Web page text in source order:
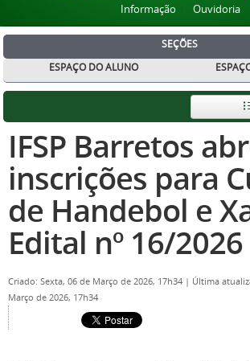
Informação
Ouvidoria
SEÇÕES
ESPAÇO DO ALUNO
IFSP Barretos
inscrições para
de Handebol e
Edital nº 16/2026
Criado: Sexta, 06 de Março de 2026, 17h34 | Última
Março de 2026, 17h34